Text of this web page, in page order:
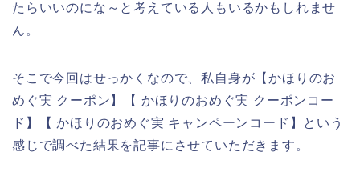
たらいいのにな～と考えている人もいるかもしれませ
ん。
そこで今回はせっかくなので、私自身が【かほりのお
めぐ実 クーポン】【 かほりのおめぐ実 クーポンコー
ド】【 かほりのおめぐ実 キャンペーンコード】という
感じで調べた結果を記事にさせていただきます。